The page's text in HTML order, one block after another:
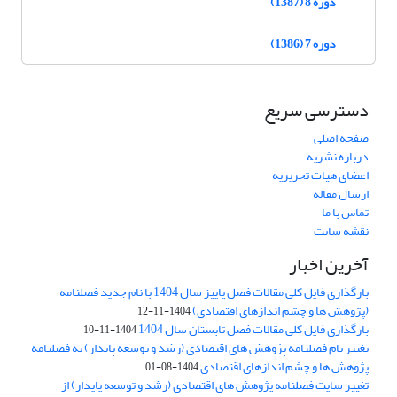
دوره 7 (1386)
دسترسی سریع
صفحه اصلی
درباره نشریه
اعضای هیات تحریریه
ارسال مقاله
تماس با ما
نقشه سایت
آخرین اخبار
بارگذاری فایل کلی مقالات فصل پاییز سال 1404 با نام جدید فصلنامه
(پژوهش ها و چشم اندازهای اقتصادی)1404-11-12
بارگذاری فایل کلی مقالات فصل تابستان سال 1404 1404-11-10
تغییر نام فصلنامه پژوهش های اقتصادی (رشد و توسعه پایدار) به فصلنامه
پژوهش ها و چشم اندازهای اقتصادی1404-08-01
تغییر سایت فصلنامه پژوهش های اقتصادی (رشد و توسعه پایدار) از